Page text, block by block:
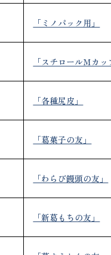
「ミノパック用」
「スチロールＭカ
「各種尻皮」
「葛菓子の友」
「わらび饅頭の友」
「新葛もちの友」